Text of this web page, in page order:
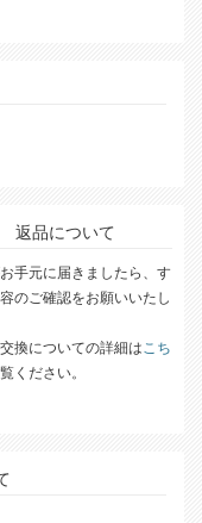
返品について
手元に届きましたら、す
のご確認をお願いいたし
換についての詳細はこち
ください。